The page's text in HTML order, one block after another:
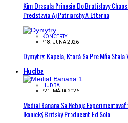
Kim Dracula Prinesie Do Bratislavy
Predstavia Aj Patriarchy A Etterna
KONCERTY
/18. JÚNA 2026
Dymytry: Kapela, Ktorá Sa Pre Mňa Stala
Hudba
HUDBA
/21. MÁJA 2026
Medial Banana Sa Neboja
Ikonický Britský Producent Ed Solo